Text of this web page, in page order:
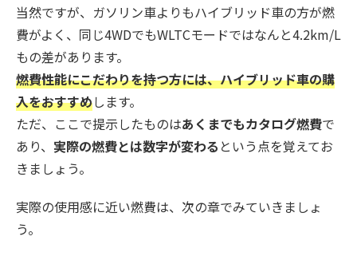
当然ですが、ガソリン車よりもハイブリッド車の方が燃
費がよく、同じ4WDでもWLTCモードではなんと4.2km/L
もの差があります。
燃費性能にこだわりを持つ方には、ハイブリッド車の購
入をおすすめします。
ただ、ここで提示したものはあくまでもカタログ燃費で
あり、 実際の燃費とは数字が変わる という点を覚えてお
きましょう。
実際の使用感に近い燃費は、次の章でみていきましょ
う。